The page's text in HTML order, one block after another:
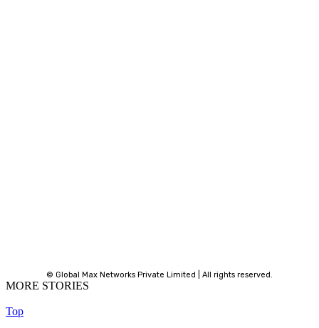
© Global Max Networks Private Limited | All rights reserved.
MORE STORIES
Top